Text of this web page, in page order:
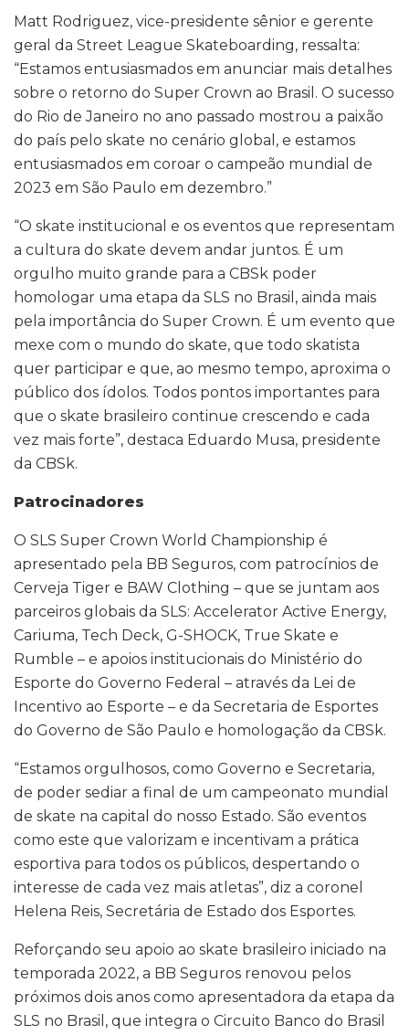
Matt Rodriguez, vice-presidente sênior e gerente
geral da Street League Skateboarding, ressalta:
“Estamos entusiasmados em anunciar mais detalhes
sobre o retorno do Super Crown ao Brasil. O sucesso
do Rio de Janeiro no ano passado mostrou a paixão
do país pelo skate no cenário global, e estamos
entusiasmados em coroar o campeão mundial de
2023 em São Paulo em dezembro.”
“O skate institucional e os eventos que representam
a cultura do skate devem andar juntos. É um
orgulho muito grande para a CBSk poder
homologar uma etapa da SLS no Brasil, ainda mais
pela importância do Super Crown. É um evento que
mexe com o mundo do skate, que todo skatista
quer participar e que, ao mesmo tempo, aproxima o
público dos ídolos. Todos pontos importantes para
que o skate brasileiro continue crescendo e cada
vez mais forte”, destaca Eduardo Musa, presidente
da CBSk.
Patrocinadores
O SLS Super Crown World Championship é
apresentado pela BB Seguros, com patrocínios de
Cerveja Tiger e BAW Clothing – que se juntam aos
parceiros globais da SLS: Accelerator Active Energy,
Cariuma, Tech Deck, G-SHOCK, True Skate e
Rumble – e apoios institucionais do Ministério do
Esporte do Governo Federal – através da Lei de
Incentivo ao Esporte – e da Secretaria de Esportes
do Governo de São Paulo e homologação da CBSk.
“Estamos orgulhosos, como Governo e Secretaria,
de poder sediar a final de um campeonato mundial
de skate na capital do nosso Estado. São eventos
como este que valorizam e incentivam a prática
esportiva para todos os públicos, despertando o
interesse de cada vez mais atletas”, diz a coronel
Helena Reis, Secretária de Estado dos Esportes.
Reforçando seu apoio ao skate brasileiro iniciado na
temporada 2022, a BB Seguros renovou pelos
próximos dois anos como apresentadora da etapa da
SLS no Brasil, que integra o Circuito Banco do Brasil